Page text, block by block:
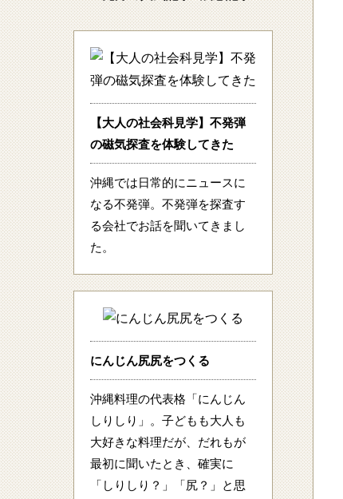
【大人の社会科見学】不発弾
の磁気探査を体験してきた
沖縄では日常的にニュースに
なる不発弾。不発弾を探査す
る会社でお話を聞いてきまし
た。
にんじん尻尻をつくる
沖縄料理の代表格「にんじん
しりしり」。子どもも大人も
大好きな料理だが、だれもが
最初に聞いたとき、確実に
「しりしり？」「尻？」と思